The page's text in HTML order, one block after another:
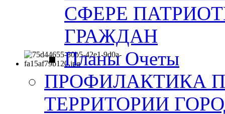
СФЕРЕ
ГРАЖДАН
Планы Очеты
ПРОФИЛАКТИКА
ТЕРРИТОРИИ